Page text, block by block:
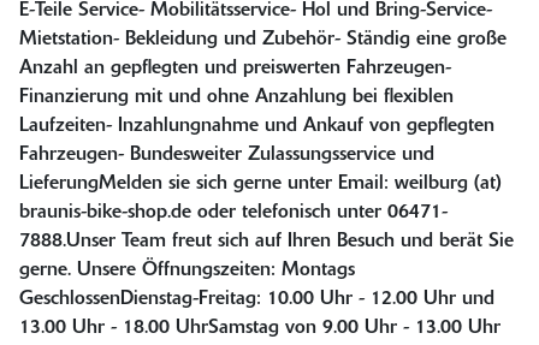
E-Teile Service- Mobilitätsservice- Hol und Bring-Service-
Mietstation- Bekleidung und Zubehör- Ständig eine große
Anzahl an gepflegten und preiswerten Fahrzeugen-
Finanzierung mit und ohne Anzahlung bei flexiblen
Laufzeiten- Inzahlungnahme und Ankauf von gepflegten
Fahrzeugen- Bundesweiter Zulassungsservice und
LieferungMelden sie sich gerne unter Email: weilburg (at)
braunis-bike-shop.de oder telefonisch unter 06471-
7888.Unser Team freut sich auf Ihren Besuch und berät Sie
gerne. Unsere Öffnungszeiten: Montags
GeschlossenDienstag-Freitag: 10.00 Uhr - 12.00 Uhr und
13.00 Uhr - 18.00 UhrSamstag von 9.00 Uhr - 13.00 Uhr